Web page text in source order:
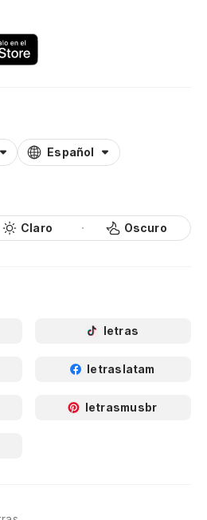
Español
Claro Oscuro
letras
letraslatam
letrasmusbr